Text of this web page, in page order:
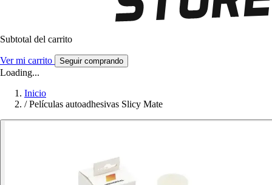
Subtotal del carrito
Ver mi carrito Seguir comprando
Loading...
Inicio
/ Películas autoadhesivas Slicy Mate